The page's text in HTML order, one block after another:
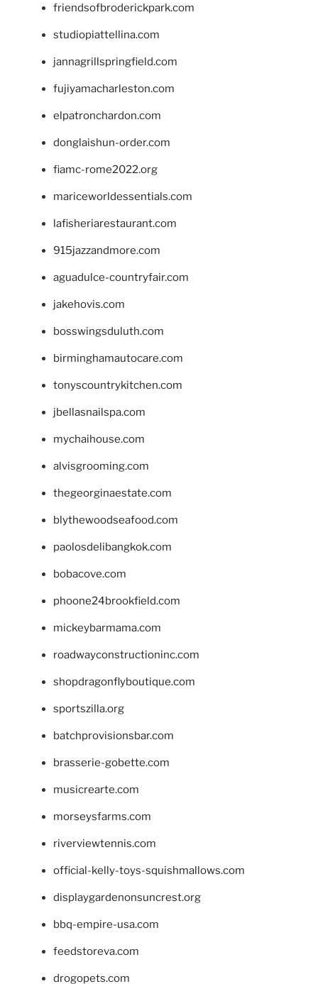
friendsofbroderickpark.com
studiopiattellina.com
jannagrillspringfield.com
fujiyamacharleston.com
elpatronchardon.com
donglaishun-order.com
fiamc-rome2022.org
mariceworldessentials.com
lafisheriarestaurant.com
915jazzandmore.com
aguadulce-countryfair.com
jakehovis.com
bosswingsduluth.com
birminghamautocare.com
tonyscountrykitchen.com
jbellasnailspa.com
mychaihouse.com
alvisgrooming.com
thegeorginaestate.com
blythewoodseafood.com
paolosdelibangkok.com
bobacove.com
phoone24brookfield.com
mickeybarmama.com
roadwayconstructioninc.com
shopdragonflyboutique.com
sportszilla.org
batchprovisionsbar.com
brasserie-gobette.com
musicrearte.com
morseysfarms.com
riverviewtennis.com
official-kelly-toys-squishmallows.com
displaygardenonsuncrest.org
bbq-empire-usa.com
feedstoreva.com
drogopets.com